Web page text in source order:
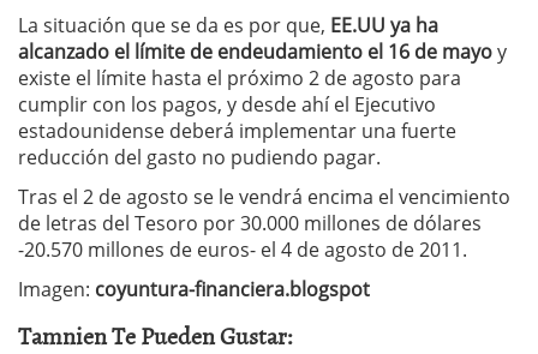
La situación que se da es por que, EE.UU ya ha
alcanzado el límite de endeudamiento el 16 de mayoy
existe el límite hasta el próximo 2 de agosto para
cumplir con los pagos, y desde ahí el Ejecutivo
estadounidense deberá implementar una fuerte
reducción del gasto no pudiendo pagar.
Tras el 2 de agosto se le vendrá encima el vencimiento
de letras del Tesoro por 30.000 millones de dólares
-20.570 millones de euros- el 4 de agosto de 2011.
Imagen: coyuntura-financiera.blogspot
Tamnien Te Pueden Gustar: